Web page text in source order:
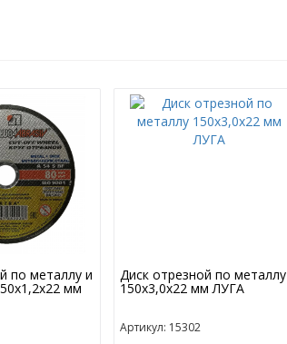
по металлу и
мм
Диск отрезной по металлу
150х3,0х22 мм ЛУГА
Артикул: 15302